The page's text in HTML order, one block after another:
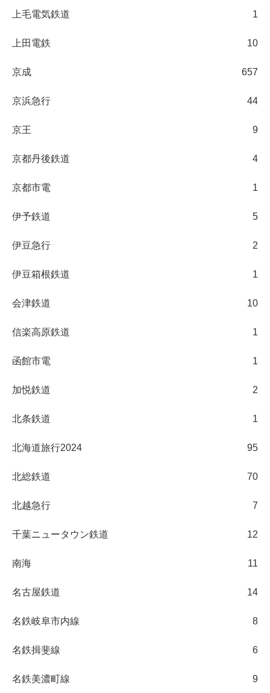
上毛電気鉄道 1
上田電鉄 10
京成 657
京浜急行 44
京王 9
京都丹後鉄道 4
京都市電 1
伊予鉄道 5
伊豆急行 2
伊豆箱根鉄道 1
会津鉄道 10
信楽高原鉄道 1
函館市電 1
加悦鉄道 2
北条鉄道 1
北海道旅行2024 95
北総鉄道 70
北越急行 7
千葉ニュータウン鉄道 12
南海 11
名古屋鉄道 14
名鉄岐阜市内線 8
名鉄揖斐線 6
名鉄美濃町線 9